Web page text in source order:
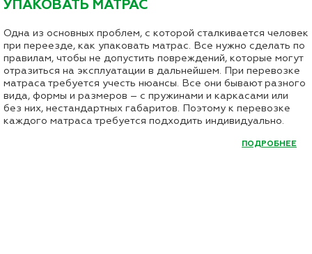
УПАКОВАТЬ МАТРАС
Одна из основных проблем, с которой сталкивается человек
при переезде, как упаковать матрас. Все нужно сделать по
правилам, чтобы не допустить повреждений, которые могут
отразиться на эксплуатации в дальнейшем. При перевозке
матраса требуется учесть нюансы. Все они бывают разного
вида, формы и размеров – с пружинами и каркасами или
без них, нестандартных габаритов. Поэтому к перевозке
каждого матраса требуется подходить индивидуально.
ПОДРОБНЕЕ